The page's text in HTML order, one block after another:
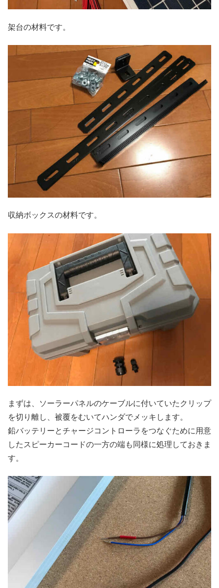
架台の材料です。
収納ボックスの材料です。
まずは、ソーラーパネルのケーブルに付いていたクリップ
を切り離し、被覆をむいてハンダでメッキします。
鉛バッテリーとチャージコントローラをつなぐために用意
したスピーカーコードの一方の端も同様に処理しておきま
す。